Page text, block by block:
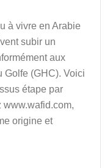
à vivre en Arabie
subir un
aux
Golfe (GHC). Voici
étape par
origine et